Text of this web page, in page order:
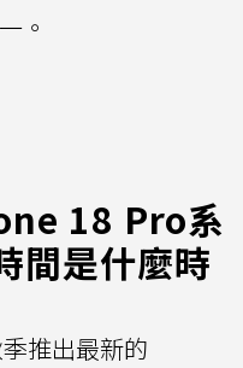
。
18 Pro系
間是什麼時
推出最新的